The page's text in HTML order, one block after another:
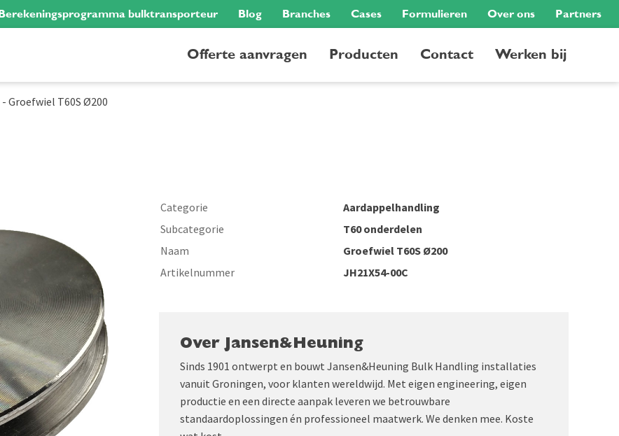
Berekeningsprogramma bulktransporteur Blog Branches Cases Formulieren Over ons Partners
Offerte aanvragen Producten Contact Werken bij
- Groefwiel T60S Ø200
Categorie
Aardappelhandling
Subcategorie
T60 onderdelen
Naam
Groefwiel T60S Ø200
Artikelnummer
JH21X54-00C
Over Jansen&Heuning
Sinds 1901 ontwerpt en bouwt Jansen&Heuning Bulk Handling installaties
vanuit Groningen, voor klanten wereldwijd. Met eigen engineering, eigen
productie en een directe aanpak leveren we betrouwbare
standaardoplossingen én professioneel maatwerk. We denken mee. Koste